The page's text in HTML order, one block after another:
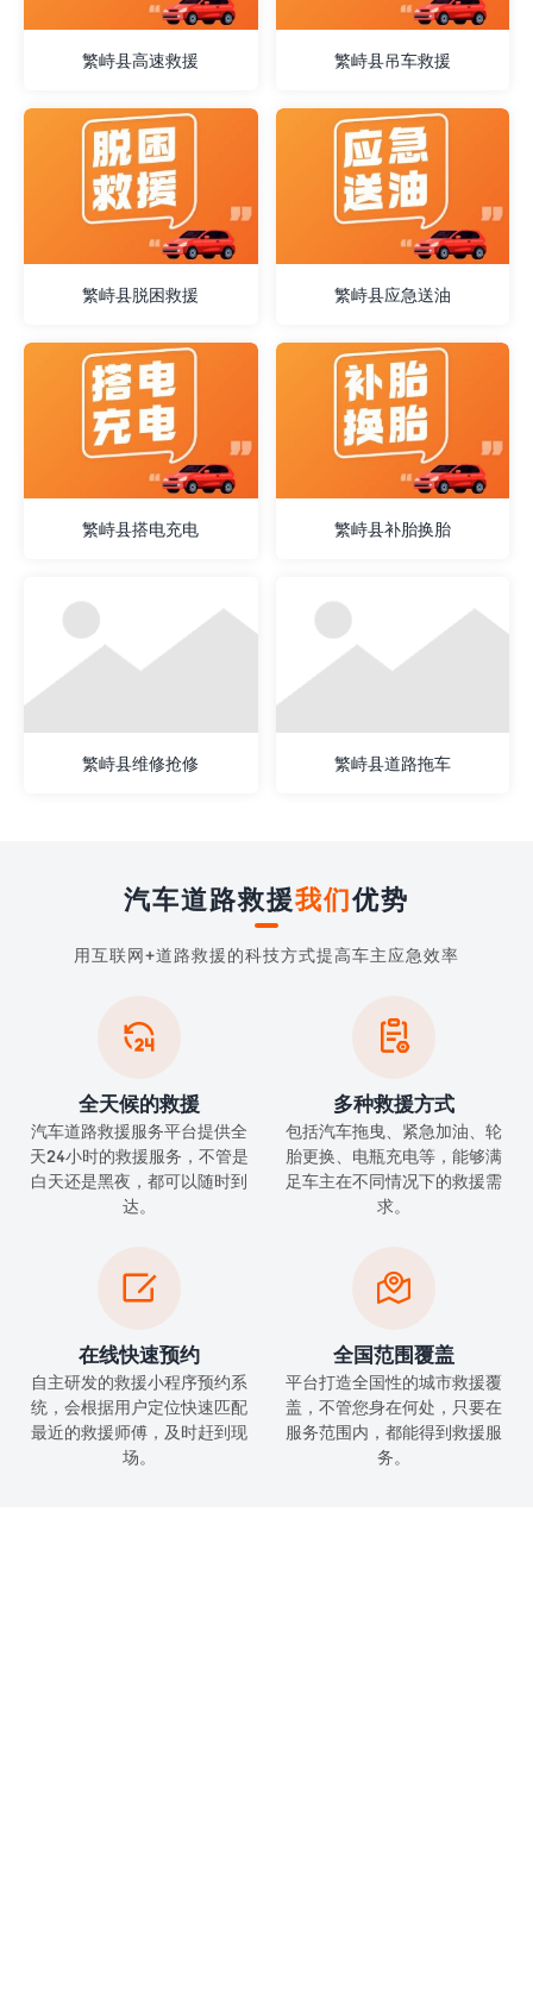
繁峙县高速救援 繁峙县吊车救援
繁峙县脱困救援 繁峙县应急送油
繁峙县搭电充电 繁峙县补胎换胎
繁峙县维修抢修 繁峙县道路拖车
汽车道路救援我们优势
用互联网+道路救援的科技方式提高车主应急效率

全天候的救援
汽车道路救援服务平台提供全
天24小时的救援服务，不管是
白天还是黑夜，都可以随时到
达。

多种救援方式
包括汽车拖曳、紧急加油、轮
胎更换、电瓶充电等，能够满
足车主在不同情况下的救援需
求。

在线快速预约
自主研发的救援小程序预约系
统，会根据用户定位快速匹配
最近的救援师傅，及时赶到现
场。

全国范围覆盖
平台打造全国性的城市救援覆
盖，不管您身在何处，只要在
服务范围内，都能得到救援服
务。